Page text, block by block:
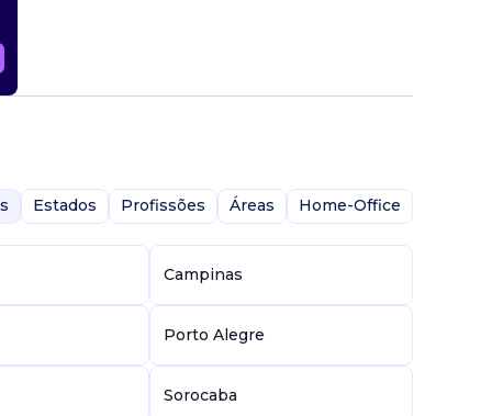
da
a
a
Estados Profissões Áreas Home-Office
Campinas
Porto Alegre
Sorocaba